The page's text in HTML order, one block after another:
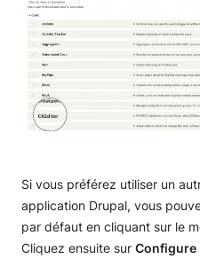
Gestion des menus
Liez vos profils sociaux
Gestion de contenu
Créer des articles et des
Vocabulaire
Gérer le vocabulaire
Utilisateurs et contrôle
Contrôle d’accès
Configuration requise
Optimisation
Gestion des modules
Installer et utiliser les
Si vous préférez utiliser un
application Drupal, vous
par défaut en cliquant sur le
Cliquez ensuite sur Configure